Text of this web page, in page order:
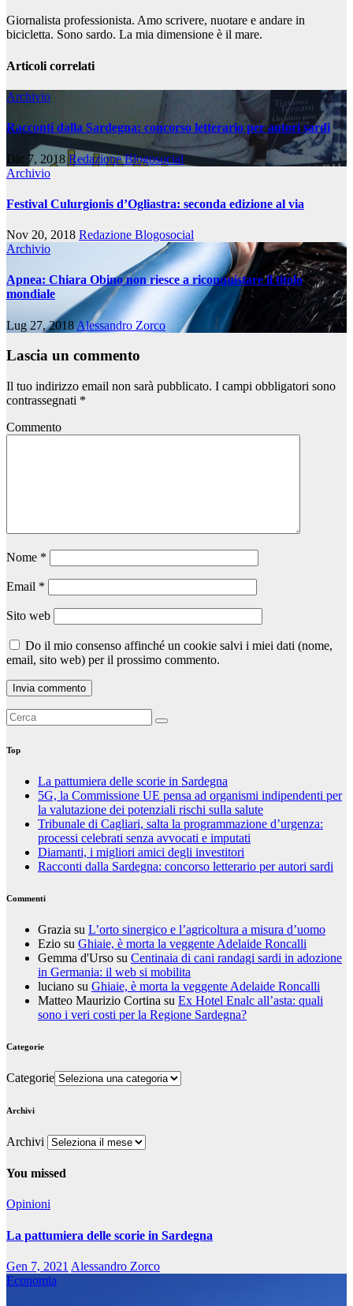
Giornalista professionista. Amo scrivere, nuotare e andare in
bicicletta. Sono sardo. La mia dimensione è il mare.
Articoli correlati
Archivio
Racconti dalla Sardegna: concorso letterario per autori sardi
Dic 7, 2018 Redazione Blogosocial
Archivio
Festival Culurgionis d’Ogliastra: seconda edizione al via
Nov 20, 2018 Redazione Blogosocial
Archivio
Apnea: Chiara Obino non riesce a riconquistare il titolo
mondiale
Lug 27, 2018 Alessandro Zorco
Lascia un commento
Il tuo indirizzo email non sarà pubblicato. I campi obbligatori sono
contrassegnati *
Commento
Nome *
Email *
Sito web
Do il mio consenso affinché un cookie salvi i miei dati (nome,
email, sito web) per il prossimo commento.
Top
La pattumiera delle scorie in Sardegna
5G, la Commissione UE pensa ad organismi indipendenti per
la valutazione dei potenziali rischi sulla salute
Tribunale di Cagliari, salta la programmazione d’urgenza:
processi celebrati senza avvocati e imputati
Diamanti, i migliori amici degli investitori
Racconti dalla Sardegna: concorso letterario per autori sardi
Commenti
Grazia su L’orto sinergico e l’agricoltura a misura d’uomo
Ezio su Ghiaie, è morta la veggente Adelaide Roncalli
Gemma d'Urso su Centinaia di cani randagi sardi in adozione
in Germania: il web si mobilita
luciano su Ghiaie, è morta la veggente Adelaide Roncalli
Matteo Maurizio Cortina su Ex Hotel Enalc all’asta: quali
sono i veri costi per la Regione Sardegna?
Categorie
Categorie
Archivi
Archivi
You missed
Opinioni
La pattumiera delle scorie in Sardegna
Gen 7, 2021 Alessandro Zorco
Economia